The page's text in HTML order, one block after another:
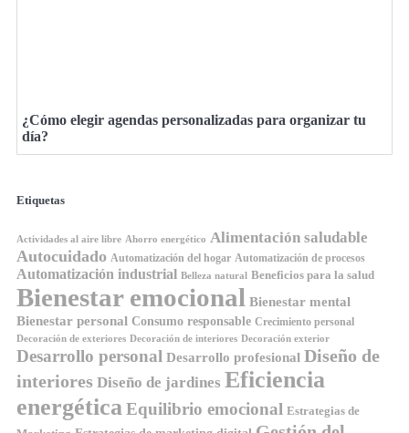
¿Cómo elegir agendas personalizadas para organizar tu
día?
Etiquetas
Actividades al aire libre Ahorro energético Alimentación saludable
Autocuidado Automatización del hogar Automatización de procesos
Automatización industrial Belleza natural Beneficios para la salud
Bienestar emocional Bienestar mental
Bienestar personal Consumo responsable Crecimiento personal
Decoración de exteriores Decoración de interiores Decoración exterior
Desarrollo personal Desarrollo profesional Diseño de
interiores Diseño de jardines Eficiencia
energética Equilibrio emocional Estrategias de